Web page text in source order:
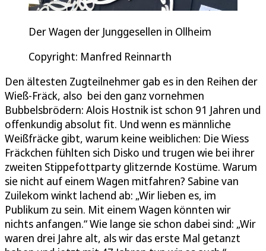
Der Wagen der Junggesellen in Ollheim
Copyright: Manfred Reinnarth
Den ältesten Zugteilnehmer gab es in den Reihen der
Wieß-Fräck, also bei den ganz vornehmen
Bubbelsbrödern: Alois Hostnik ist schon 91 Jahren und
offenkundig absolut fit. Und wenn es männliche
Weißfräcke gibt, warum keine weiblichen: Die Wiess
Fräckchen fühlten sich Disko und trugen wie bei ihrer
zweiten Stippefottparty glitzernde Kostüme. Warum
sie nicht auf einem Wagen mitfahren? Sabine van
Zuilekom winkt lachend ab: „Wir lieben es, im
Publikum zu sein. Mit einem Wagen könnten wir
nichts anfangen.“ Wie lange sie schon dabei sind: „Wir
waren drei Jahre alt, als wir das erste Mal getanzt